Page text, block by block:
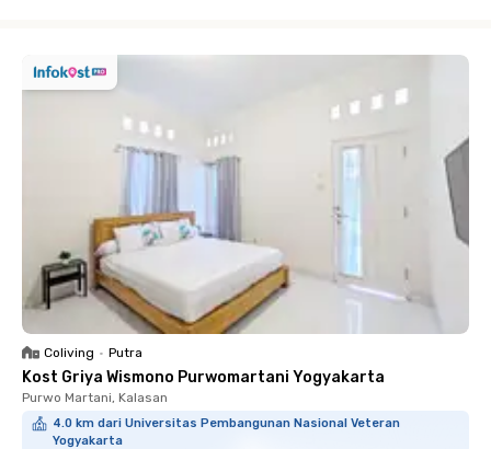
Coliving • Putra
Kost Griya Wismono Purwomartani Yogyakarta
Purwo Martani, Kalasan
4.0 km dari Universitas Pembangunan Nasional Veteran
Yogyakarta